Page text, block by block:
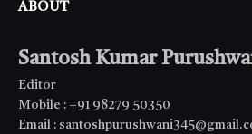
ABOUT
Santosh Kumar
Editor
Mobile : +91 98279 50350
Email :